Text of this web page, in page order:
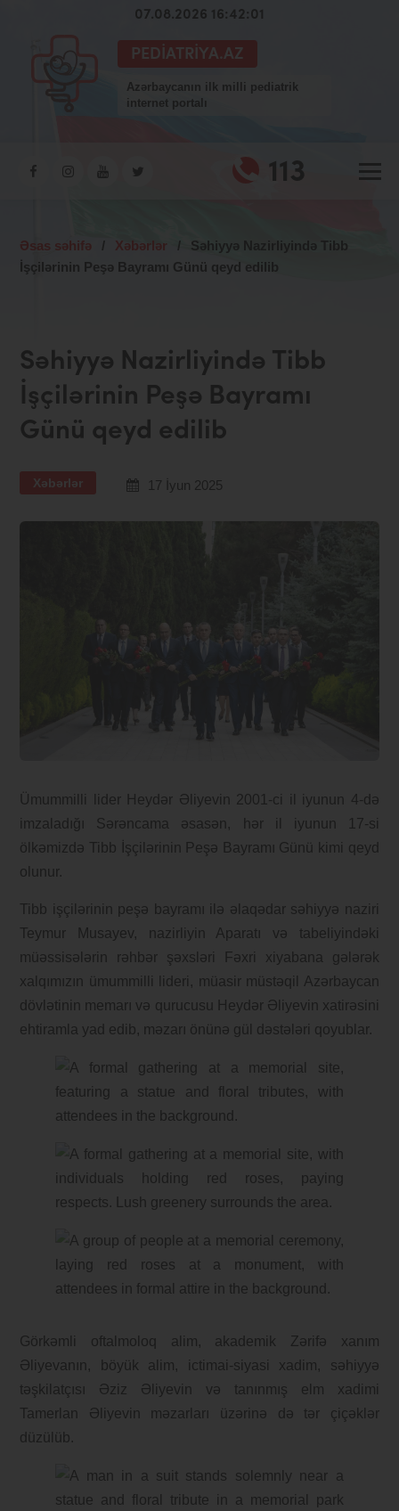
07.08.2026 16:42:02
PEDIATRIYA.AZ
Azərbaycanın ilk milli pediatrik
internet portalı
113
Əsas səhifə / Xəbərlər /
Səhiyyə Nazirliyində Tibb
İşçilərinin Peşə Bayramı Günü qeyd edilib
Səhiyyə Nazirliyində Tibb
İşçilərinin Peşə Bayramı
Günü qeyd edilib
Xəbərlər 17 İyun 2025
Ümummilli lider Heydər Əliyevin 2001-ci il iyunun 4-də
imzaladığı Sərəncama əsasən, hər il iyunun 17-si
ölkəmizdə Tibb İşçilərinin Peşə Bayramı Günü kimi qeyd
olunur.
Tibb işçilərinin peşə bayramı ilə əlaqədar səhiyyə naziri
Teymur Musayev, nazirliyin Aparatı və tabeliyindəki
müəssisələrin rəhbər şəxsləri Fəxri xiyabana gələrək
xalqımızın ümummilli lideri, müasir müstəqil Azərbaycan
dövlətinin memarı və qurucusu Heydər Əliyevin xatirəsini
ehtiramla yad edib, məzarı önünə gül dəstələri qoyublar.
Görkəmli oftalmoloq alim, akademik Zərifə xanım
Əliyevanın, böyük alim, ictimai-siyasi xadim, səhiyyə
təşkilatçısı Əziz Əliyevin və tanınmış elm xadimi
Tamerlan Əliyevin məzarları üzərinə də tər çiçəklər
düzülüb.